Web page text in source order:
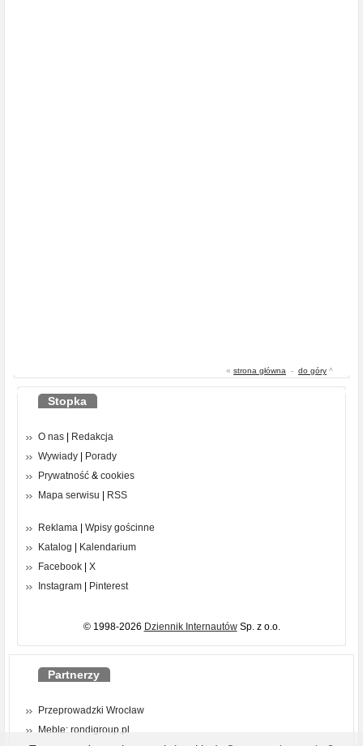
« strona główna - do góry ^
Stopka
O nas
Redakcja
Wywiady
Porady
Prywatność & cookies
Mapa serwisu
RSS
Reklama
Wpisy gościnne
Katalog
Kalendarium
Facebook
X
Instagram
Pinterest
© 1998-2026 Dziennik InternautówSp. z o.o.
Partnerzy
Przeprowadzki Wrocław
Meble: rondigroup.pl